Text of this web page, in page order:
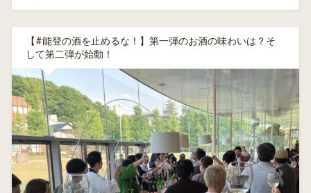
【#能登の酒を止めるな！】第一弾のお酒の味わいは？そ
して第二弾が始動！